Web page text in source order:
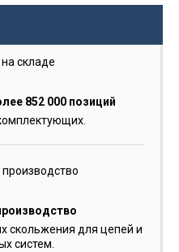
852 000 позиций
скольжения для цепей и
систем.